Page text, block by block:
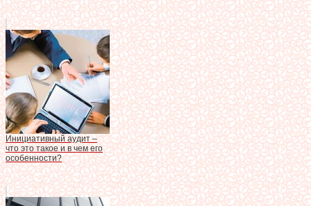
Инициативный аудит –
что это такое и в чем его
особенности?